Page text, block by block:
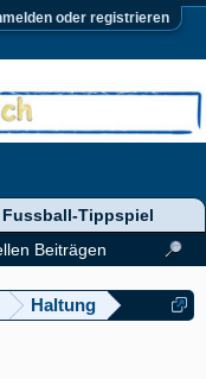
oder registrieren
Haltung
Beiträgen
Fussball-Tippspiel